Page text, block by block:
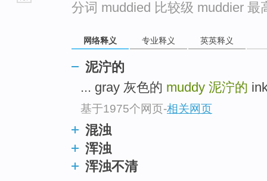
分词 muddied 比较级 muddier 最
网络释义 专业释义 英英释义
泥泞的
... gray 灰色的 muddy 泥泞的
基于1975个网页-相关网页
混浊
浑浊
浑浊不清